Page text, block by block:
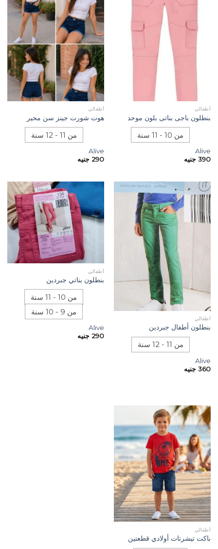
أطفالي
بنطلون باجى بناتى بلون موحد
من 10 - 11 سنة
Alive
390 جنيه
أطفالي
هوت شورت جينز سن محير
من 11 - 12 سنة
Alive
290 جنيه
أطفالي
بنطلون أطفال جبردين
من 11 - 12 سنة
Alive
360 جنيه
أطفالي
بنطلون بناتي جبردين
من 10 - 11 سنة
من 9 - 10 سنة
Alive
290 جنيه
أطفالي
باكت تيشرتات أولادي قطعتين